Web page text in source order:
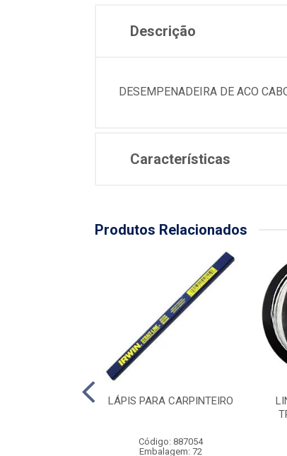
Descrição
DESEMPENADEIRA DE ACO
Características
Produtos Relacionados
LÁPIS PARA CARPINTEIRO
Código: 887054
Embalagem: 72